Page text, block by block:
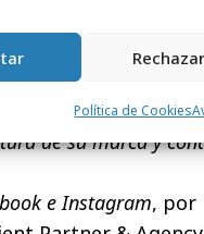
Rechazar
Política de Cookies
Creativa, W+K:
contará con
de su marca y
e Instagram, por